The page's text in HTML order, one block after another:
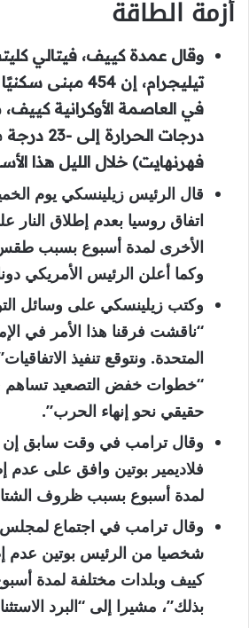
أزمة الطاقة
وقال عمدة كييف، فيتالي
تيليجرام، إن 454
في العاصمة الأوكرانية
فهرنهايت) خلال الليل هذا
قال الرئيس زيلينسكي يوم
اتفاق روسيا بعدم إطلاق النار
الأخرى لمدة أسبوع بسبب طقس
وكما أعلن الرئيس الأمريكي
وكتب زيلينسكي على وسائل
“ناقشت فرقنا هذا الأمر في
المتحدة. ونتوقع تنفيذ
“خطوات خفض التصعيد تساهم
حقيقي نحو إنهاء الحرب”.
وقال ترامب في وقت سابق إن
فلاديمير بوتين وافق على عدم
لمدة أسبوع بسبب ظروف
وقال ترامب في اجتماع لمجلس
شخصيا من الرئيس بوتين عدم
كييف وبلدات مختلفة لمدة
بذلك”، مشيرا إلى “البرد